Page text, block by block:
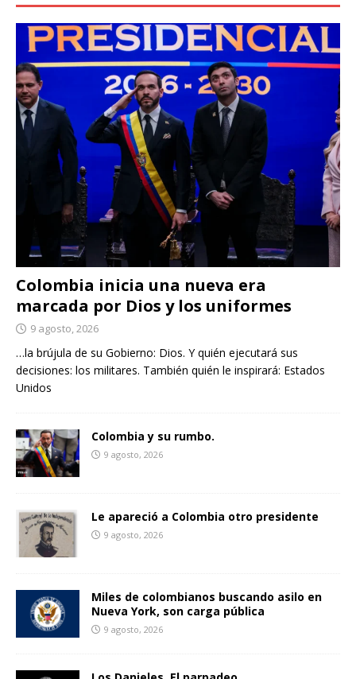
Colombia inicia una nueva era
marcada por Dios y los uniformes
9 agosto, 2026
…la brújula de su Gobierno: Dios. Y quién ejecutará sus
decisiones: los militares. También quién le inspirará: Estados
Unidos
Colombia y su rumbo.
9 agosto, 2026
Le apareció a Colombia otro presidente
9 agosto, 2026
Miles de colombianos buscando asilo en
Nueva York, son carga pública
9 agosto, 2026